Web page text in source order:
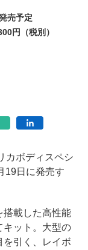
売予定
円（税別）
カボディスペシ
19日に発売す
載した高性能
キット。大型の
を引く、レイボ